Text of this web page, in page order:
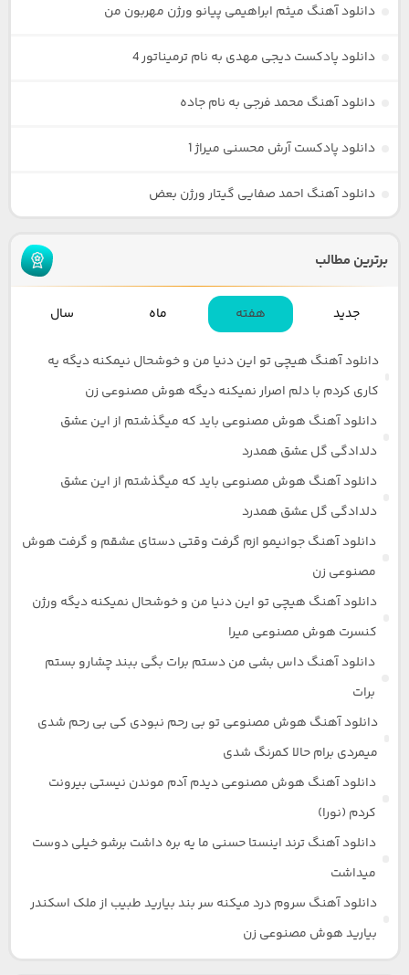
دانلود آهنگ میثم ابراهیمی پیانو ورژن مهربون من
دانلود پادکست دیجی مهدی به نام ترمیناتور 4
دانلود آهنگ محمد فرجی به نام جاده
دانلود پادکست آرش محسنی میراژ 1
دانلود آهنگ احمد صفایی گیتار ورژن بعض
برترین مطالب
جدید هفته ماه سال
دانلود آهنگ هیچی تو این دنیا من و خوشحال نیمکنه دیگه یه
کاری کردم با دلم اصرار نمیکنه دیگه هوش مصنوعی زن
دانلود آهنگ هوش مصنوعی باید که میگذشتم از این عشق
دلدادگی گل عشق همدرد
دانلود آهنگ هوش مصنوعی باید که میگذشتم از این عشق
دلدادگی گل عشق همدرد
دانلود آهنگ جوانیمو ازم گرفت وقتی دستای عشقم و گرفت هوش
مصنوعی زن
دانلود آهنگ هیچی تو این دنیا من و خوشحال نمیکنه دیگه ورژن
کنسرت هوش مصنوعی میرا
دانلود آهنگ داس بشی من دستم برات بگی ببند چشارو بستم
برات
دانلود آهنگ هوش مصنوعی تو بی رحم نبودی کی بی رحم شدی
میمردی برام حالا کمرنگ شدی
دانلود آهنگ هوش مصنوعی دیدم آدم موندن نیستی بیرونت
کردم (نورا)
دانلود آهنگ ترند اینستا حسنی ما یه بره داشت برشو خیلی دوست
میداشت
دانلود آهنگ سروم درد میکنه سر بند بیارید طبیب از ملک اسکندر
بیارید هوش مصنوعی زن